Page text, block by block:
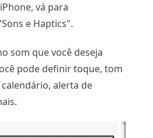
vá para
e Haptics".
som que você deseja
pode definir toque, tom
alerta de